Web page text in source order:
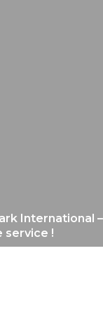
International
service !